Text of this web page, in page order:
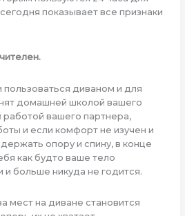
показывает все признаки
пользоваться диваном и для
домашней школой вашего
вашего партнера,
и если комфорт не изучен и
опору и спину, в конце
как будто ваше тело
и больше никуда не годится.
мест на диване становится